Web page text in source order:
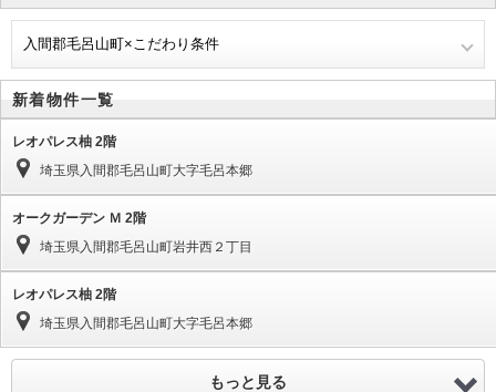
入間郡毛呂山町×こだわり条件
新着物件一覧
レオパレス柚 2階
埼玉県入間郡毛呂山町大字毛呂本郷
オークガーデン Ｍ 2階
埼玉県入間郡毛呂山町岩井西２丁目
レオパレス柚 2階
埼玉県入間郡毛呂山町大字毛呂本郷
もっと見る